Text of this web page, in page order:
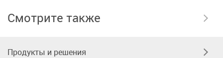
Смотрите также
Продукты и решения